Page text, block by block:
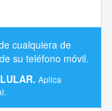
cualquiera de
su teléfono móvil.
Aplica